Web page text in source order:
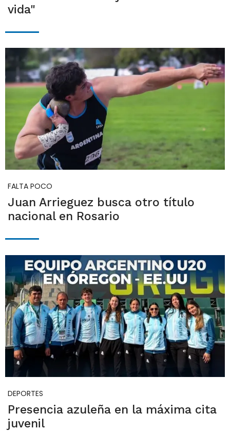
vida"
FALTA POCO
Juan Arrieguez busca otro título
nacional en Rosario
DEPORTES
Presencia azuleña en la máxima cita
juvenil